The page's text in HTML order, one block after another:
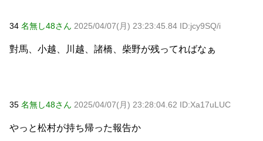
34 名無し48さん 2025/04/07(月) 23:23:45.84 ID:jcy9SQ/i
對馬、小越、川越、諸橋、柴野が残ってればなぁ
35 名無し48さん 2025/04/07(月) 23:28:04.62 ID:Xa17uLUC
やっと松村が持ち帰った報告か